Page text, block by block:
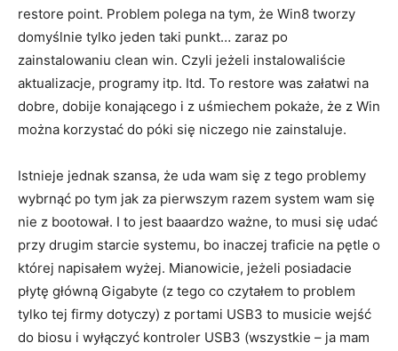
restore point. Problem polega na tym, że Win8 tworzy
domyślnie tylko jeden taki punkt… zaraz po
zainstalowaniu clean win. Czyli jeżeli instalowaliście
aktualizacje, programy itp. Itd. To restore was załatwi na
dobre, dobije konającego i z uśmiechem pokaże, że z Win
można korzystać do póki się niczego nie zainstaluje.
Istnieje jednak szansa, że uda wam się z tego problemy
wybrnąć po tym jak za pierwszym razem system wam się
nie z bootował. I to jest baaardzo ważne, to musi się udać
przy drugim starcie systemu, bo inaczej traficie na pętle o
której napisałem wyżej. Mianowicie, jeżeli posiadacie
płytę główną Gigabyte (z tego co czytałem to problem
tylko tej firmy dotyczy) z portami USB3 to musicie wejść
do biosu i wyłączyć kontroler USB3 (wszystkie – ja mam